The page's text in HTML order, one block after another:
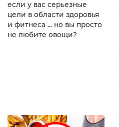
если у вас серьезные
цели в области здоровья
и фитнеса ... но вы просто
не любите овощи?